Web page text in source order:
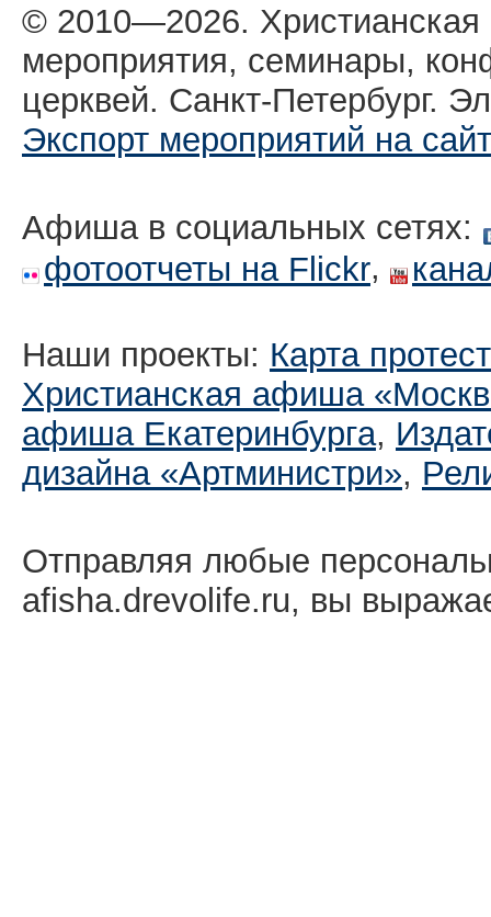
© 2010—2026.
мероприятия, семинары,
церквей. Санкт-Петербург.
Экспорт мероприятий на сайт
Афиша в социальных сетях:
фотоотчеты на Flickr,
Наши проекты: Карта
Христианская афиша
афиша Екатеринбургa,
дизайна «Артминистри»,
Отправляя любые
afisha.drevolife.ru, вы